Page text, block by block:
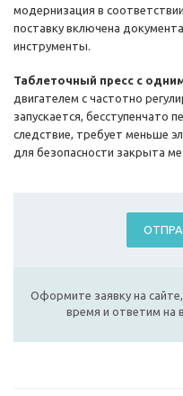
модернизация в
поставку включена
инструменты.
Таблеточный пресс с
двигателем с частотно
запускается, бесступенчато
следствие, требует меньше
для безопасности закрыта
Оформите заявку на
время и ответим на